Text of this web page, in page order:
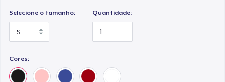
Selecione o tamanho: Quantidade:
Cores: